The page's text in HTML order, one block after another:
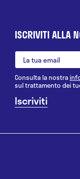
ISCRIVITI ALLA
Consulta la nostra
sul trattamento dei